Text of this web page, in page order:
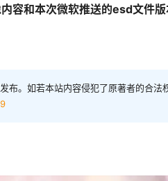
容和本次微软推送的esd文件
布。如若本站内容侵犯了原著者的合法